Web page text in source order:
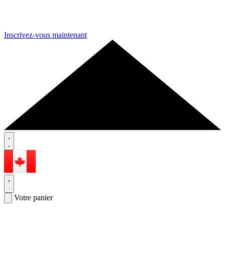
Inscrivez-vous maintenant
Votre panier